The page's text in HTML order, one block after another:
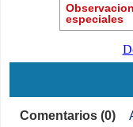
especiales
Comentarios (0)